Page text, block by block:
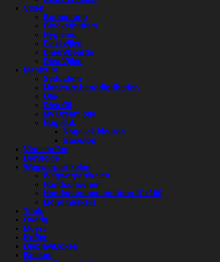
Vijlen
Boomerang
Blocks/buffers
Hygienic
Flexi vijlen
Emeryboards
Diva Vijlen
Manicure
Seduction
Manicure benodigdheden
Olie
Diva Oil
My Dream olie
Nagellak
Nagellak kleuren
Base/top
Vloeistoffen
Barbicide
Wegwerpartikelen
Wegwerpartikelen
Handschoenen
Handschoenen omdoos 10×100
Mondmaskers
Tools
Overig
Moyra
Koffer
Display/Boxes
Boeken